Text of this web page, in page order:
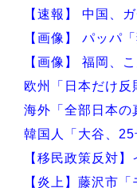
Powered by
【速報】 中国、
【画像】 パッパ
【画像】 福岡、
欧州「日本だけ
海外「全部日本
韓国人「大谷、
【移民政策反対
【炎上】藤沢市